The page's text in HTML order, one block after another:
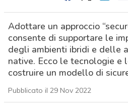
Adottare un approccio
consente di supportare le
degli ambienti ibridi e delle
native. Ecco le tecnologie e
costruire un modello di
Pubblicato il 29 Nov 2022